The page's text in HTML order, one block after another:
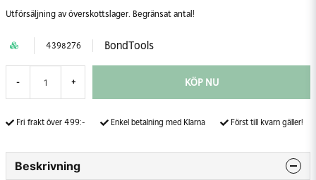
Utförsäljning av överskottslager. Begränsat antal!
4398276 BondTools
- + KÖP NU
Fri frakt över 499:- Enkel betalning med Klarna Först till kvarn gäller!
Beskrivning